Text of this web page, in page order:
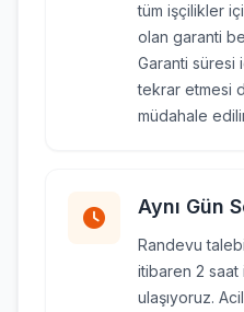
tüm işçilikler
olan garanti
Garanti süresi
tekrar etmesi
müdahale
Aynı Gün
Randevu
itibaren 2
ulaşıyoruz.